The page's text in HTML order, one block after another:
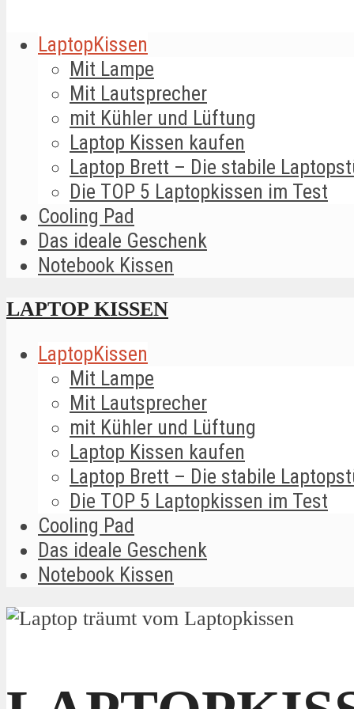
LaptopKissen
Mit Lampe
Mit Lautsprecher
mit Kühler und Lüftung
Laptop Kissen kaufen
Laptop Brett – Die stabile
Die TOP 5 Laptopkissen im Test
Cooling Pad
Das ideale Geschenk
Notebook Kissen
LAPTOP KISSEN
LaptopKissen
Mit Lampe
Mit Lautsprecher
mit Kühler und Lüftung
Laptop Kissen kaufen
Laptop Brett – Die stabile
Die TOP 5 Laptopkissen im Test
Cooling Pad
Das ideale Geschenk
Notebook Kissen